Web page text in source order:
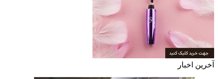
آخرین اخبار